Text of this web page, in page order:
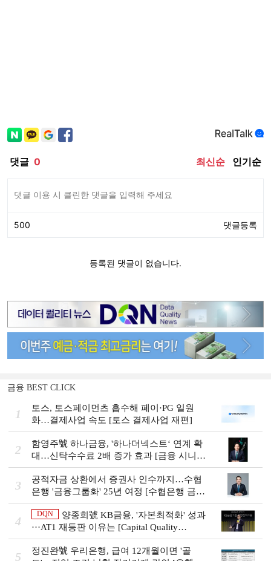
금융 BEST CLICK
1
토스, 토스페이먼츠 흡수해 페이·PG 일원
화…결제사업 속도 [토스 결제사업 재편]
2
함영주號 하나금융, '하나더넥스트‘ 연계 확
대…신탁수수료 2배 증가 효과 [금융 시니어
비즈니스 돋보기]
3
공적자금 상환에서 증권사 인수까지…수협
은행 '금융그룹화' 25년 여정 [수협은행 금융
그룹의 꿈①]
4
DQN
양종희號 KB금융, '자본최적화' 성과
···AT1 재등판 이유는 [Capital Quality
Review]]
5
정진완號 우리은행, 급여 12개월이면 '골